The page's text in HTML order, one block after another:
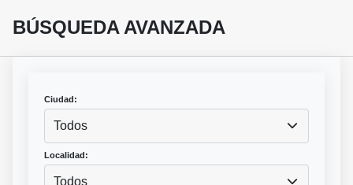
BÚSQUEDA AVANZADA
Ciudad:
Todos
Localidad:
Todos